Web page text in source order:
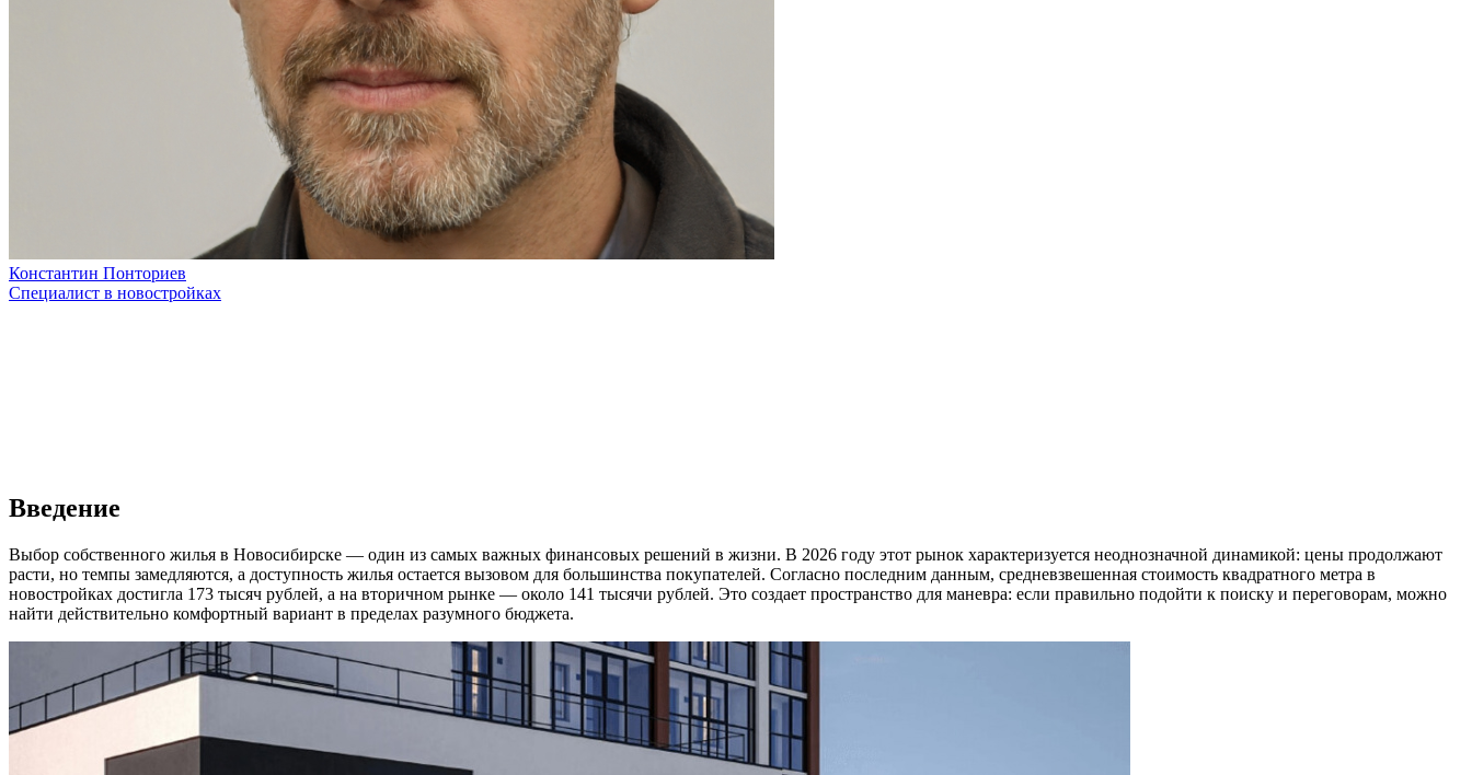
Константин Понториев
Специалист в новостройках
Введение
Выбор собственного жилья в Новосибирске — один из самых важных финансовых решений в жизни. В 2026 году этот рынок характеризуется неоднозначной динамикой: цены продолжают
расти, но темпы замедляются, а доступность жилья остается вызовом для большинства покупателей. Согласно последним данным, средневзвешенная стоимость квадратного метра в
новостройках достигла 173 тысяч рублей, а на вторичном рынке — около 141 тысячи рублей. Это создает пространство для маневра: если правильно подойти к поиску и переговорам, можно
найти действительно комфортный вариант в пределах разумного бюджета.